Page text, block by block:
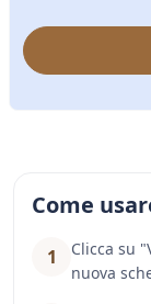
Come
1
Clicca su
nuova